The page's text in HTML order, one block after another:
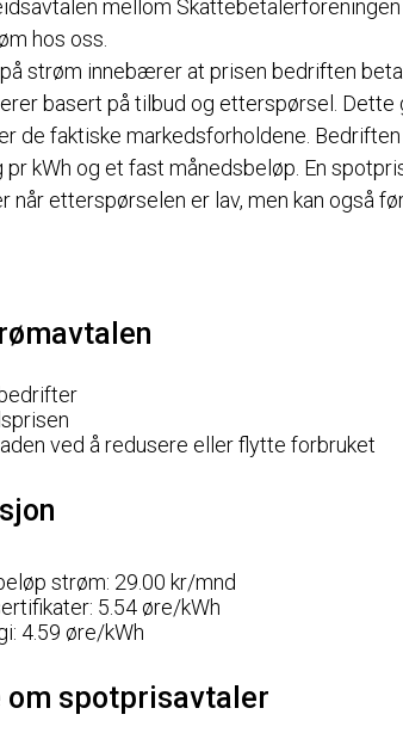
mellom
hos oss.
strøm innebærer at prisen bedriften
basert på tilbud og etterspørsel.
de faktiske markedsforholdene.
kWh og et fast månedsbeløp. En
når etterspørselen er lav, men kan også
ved å redusere eller flytte forbruket
strøm: 29.00 kr/mnd
5.54 øre/kWh
4.59 øre/kWh
om spotprisavtaler